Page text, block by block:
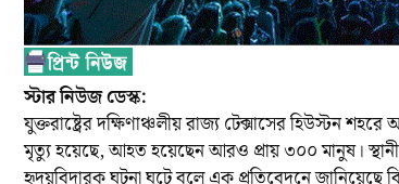
স্টার নিউজ ডেস্ক:
যুক্তরাষ্ট্রের দক্ষিণাঞ্চলীয় রাজ্য টেক্সাসের হিউস্টন
মৃত্যু হয়েছে, আহত হয়েছেন আরও প্রায় ৩০০ মানুষ।